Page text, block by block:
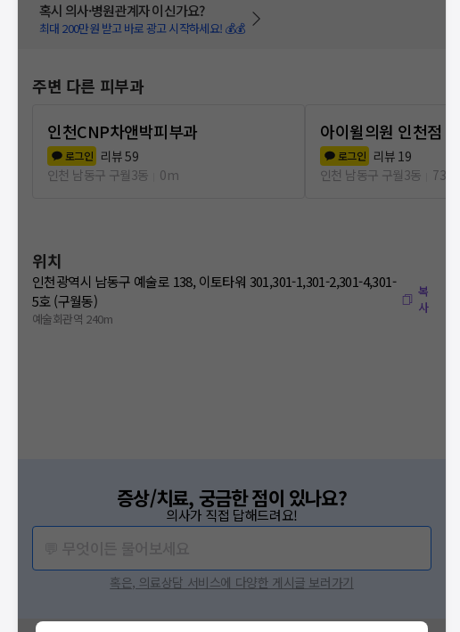
혹시 의사·병원관계자 이신가요?
최대 200만원 받고 바로 광고 시작하세요! 💰💰
주변 다른 피부과
인천CNP차앤박피부과
로그인 리뷰59
인천 남동구 구월3동
0m
아이윌의원 인천점
로그인 리뷰 19
인천 남동구 구월3동
73m
위치
인천광역시 남동구 예술로 138, 이토타워 301,301-1,301-2,301-4,301-
5호 (구월동)
예술회관역 240m
복
사
증상/치료, 궁금한 점이 있나요?
의사가 직접 답해드려요!
혹은, 의료상담 서비스에 다양한 게시글 보러가기